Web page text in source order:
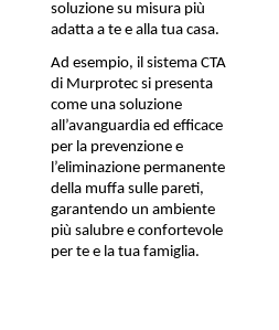
soluzione su misura più
adatta a te e alla tua casa.
Ad esempio, il sistema CTA
di Murprotec si presenta
come una soluzione
all’avanguardia ed efficace
per la prevenzione e
l’eliminazione permanente
della muffa sulle pareti,
garantendo un ambiente
più salubre e confortevole
per te e la tua famiglia.